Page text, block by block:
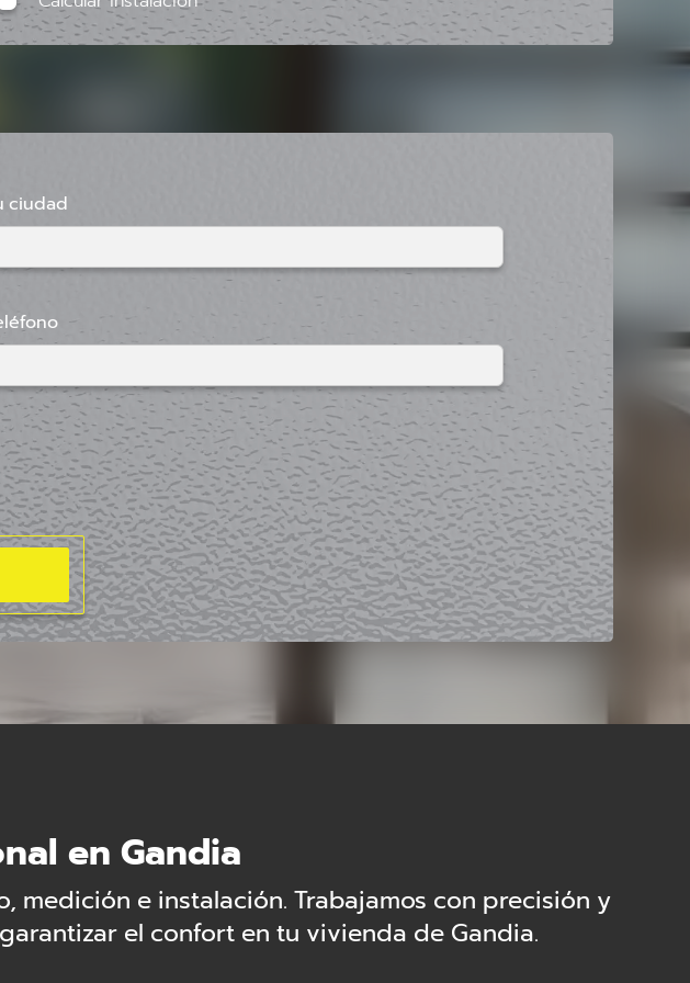
ciudad
en Gandia
medición e instalación. Trabajamos con precisión y
el confort en tu vivienda de Gandia.